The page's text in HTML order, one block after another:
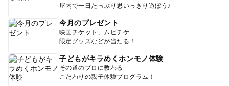
屋内で一日たっぷり思いっきり遊ぼう♪
今月のプレゼント
映画チケット、ムビチケ
限定グッズなどが当たる！
子どもがキラめくホンモノ体験
その道のプロに教わる
こだわりの親子体験プログラム！